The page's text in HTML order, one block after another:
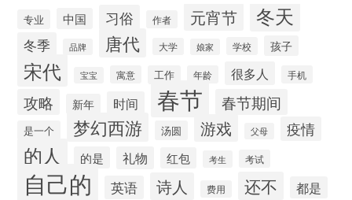
专业 中国 习俗 作者 元宵节 冬天
冬季 品牌 唐代 大学 娘家 学校 孩子
宋代 宝宝 寓意 工作 年龄 很多人 手机
攻略 新年 时间 春节 春节期间
是一个 梦幻西游 汤圆 游戏 父母 疫情
的人 的是 礼物 红包 考生 考试
自己的 英语 诗人 费用 还不 都是